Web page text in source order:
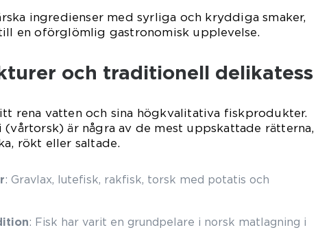
ingredienser med syrliga och kryddiga smaker,
en oförglömlig gastronomisk upplevelse.
och traditionell delikatess
rena vatten och sina högkvalitativa fiskprodukter.
(vårtorsk) är några av de mest uppskattade rätterna,
rökt eller saltade.
: Gravlax, lutefisk, rakfisk, torsk med potatis och
: Fisk har varit en grundpelare i norsk matlagning i